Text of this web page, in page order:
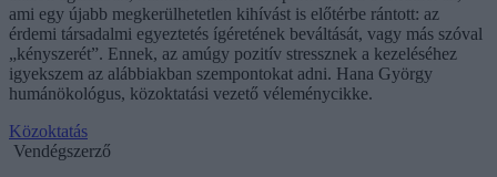
ami egy újabb megkerülhetetlen kihívást is előtérbe rántott: az
érdemi társadalmi egyeztetés ígéretének beváltását, vagy más szóval
„kényszerét”. Ennek, az amúgy pozitív stressznek a kezeléséhez
igyekszem az alábbiakban szempontokat adni. Hana György
humánökológus, közoktatási vezető véleménycikke.
Közoktatás
Vendégszerző